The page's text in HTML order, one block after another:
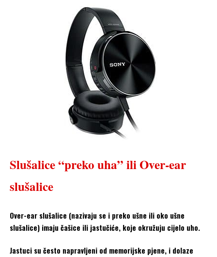
Slušalice “preko uha” ili Over-ear
slušalice
Over-ear slušalice (nazivaju se i preko ušne ili oko ušne
slušalice) imaju čašice ili jastučiće, koje okružuju cijelo uho.
Jastuci su često napravljeni od memorijske pjene, i dolaze